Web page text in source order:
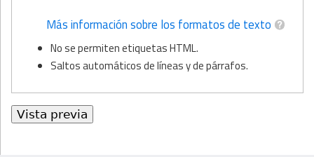
Más información sobre los formatos de texto
No se permiten etiquetas HTML.
Saltos automáticos de líneas y de párrafos.